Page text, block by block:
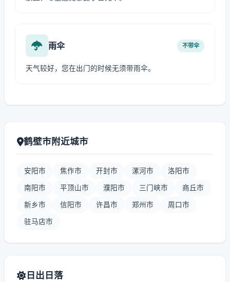
雨伞 不带伞
天气较好，您在出门的时候无须带雨伞。
鹤壁市附近城市
安阳市 焦作市 开封市 漯河市 洛阳市
南阳市 平顶山市 濮阳市 三门峡市 商丘市
新乡市 信阳市 许昌市 郑州市 周口市
驻马店市
日出日落